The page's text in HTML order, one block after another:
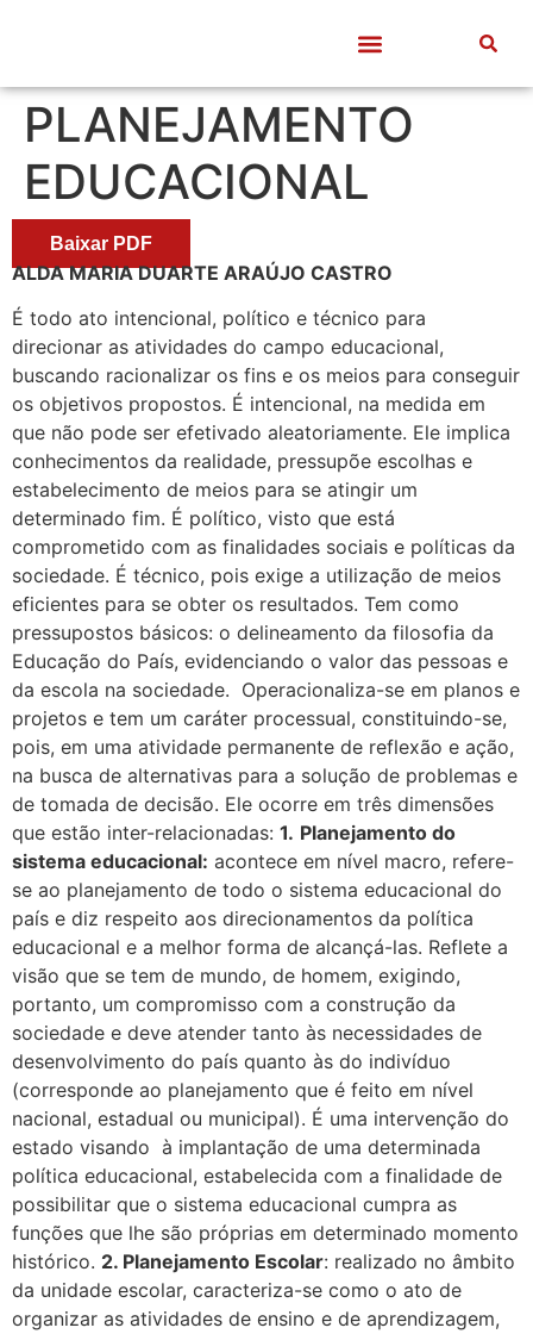
PLANEJAMENTO
EDUCACIONAL
Baixar PDF
ALDA MARIA DUARTE ARAÚJO CASTRO
É todo ato intencional, político e técnico para
direcionar as atividades do campo educacional,
buscando racionalizar os fins e os meios para conseguir
os objetivos propostos. É intencional, na medida em
que não pode ser efetivado aleatoriamente. Ele implica
conhecimentos da realidade, pressupõe escolhas e
estabelecimento de meios para se atingir um
determinado fim. É político, visto que está
comprometido com as finalidades sociais e políticas da
sociedade. É técnico, pois exige a utilização de meios
eficientes para se obter os resultados. Tem como
pressupostos básicos: o delineamento da filosofia da
Educação do País, evidenciando o valor das pessoas e
da escola na sociedade. Operacionaliza-se em planos e
projetos e tem um caráter processual, constituindo-se,
pois, em uma atividade permanente de reflexão e ação,
na busca de alternativas para a solução de problemas e
de tomada de decisão. Ele ocorre em três dimensões
que estão inter-relacionadas: 1. Planejamento do
sistema educacional: acontece em nível macro, refere-
se ao planejamento de todo o sistema educacional do
país e diz respeito aos direcionamentos da política
educacional e a melhor forma de alcançá-las. Reflete a
visão que se tem de mundo, de homem, exigindo,
portanto, um compromisso com a construção da
sociedade e deve atender tanto às necessidades de
desenvolvimento do país quanto às do indivíduo
(corresponde ao planejamento que é feito em nível
nacional, estadual ou municipal). É uma intervenção do
estado visando à implantação de uma determinada
política educacional, estabelecida com a finalidade de
possibilitar que o sistema educacional cumpra as
funções que lhe são próprias em determinado momento
histórico. 2. Planejamento Escolar: realizado no âmbito
da unidade escolar, caracteriza-se como o ato de
organizar as atividades de ensino e de aprendizagem,